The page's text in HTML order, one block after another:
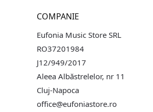
COMPANIE
Eufonia Music Store SRL
RO37201984
J12/949/2017
Aleea Albăstrelelor, nr 11
Cluj-Napoca
office@eufoniastore.ro